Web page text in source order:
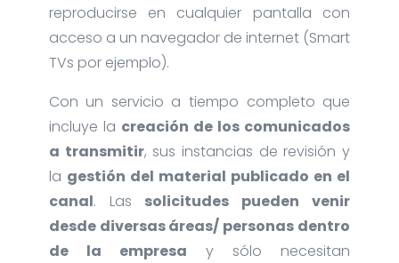
reproducirse en cualquier pantalla con
acceso a un navegador de internet (Smart
TVs por ejemplo).
Con un servicio a tiempo completo que
incluye la creación de los comunicados
a transmitir, sus instancias de revisión y
la gestión del material publicado en el
canal. Las solicitudes pueden venir
desde diversas áreas/ personas dentro
de la empresa y sólo necesitan